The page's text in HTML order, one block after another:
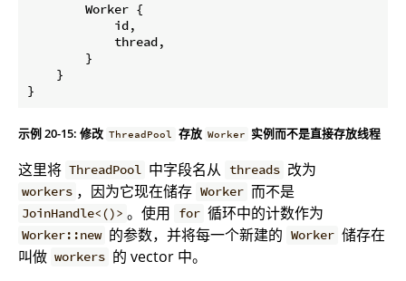
        Worker {
            id,
            thread,
        }
    }
示例 20-15: 修改 ThreadPool 存放 Worker 实例而不是直接存放线程
这里将 ThreadPool 中字段名从 threads 改为
workers ，因为它现在储存 Worker 而不是
JoinHandle<()> 。使用 for 循环中的计数作为
Worker::new 的参数，并将每一个新建的 Worker 储存在
叫做 workers 的 vector 中。